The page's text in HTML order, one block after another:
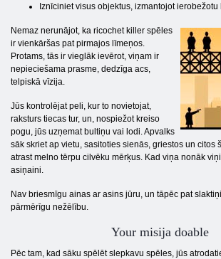
Iznīciniet visus objektus, izmantojot ierobežotu
Nemaz nerunājot, ka ricochet killer spēles
ir vienkāršas pat pirmajos līmeņos.
Protams, tās ir vieglāk ievērot, viņam ir
nepieciešama prasme, dedzīga acs,
telpiskā vīzija.
Jūs kontrolējat peli, kur to novietojat,
raksturs tiecas tur, un, nospiežot kreiso
pogu, jūs uzņemat bultiņu vai lodi. Apvalks
sāk skriet ap vietu, sasitoties sienās, griestos un citos
atrast melno tērpu cilvēku mērķus. Kad viņa nonāk
asiņaini.
Nav briesmīgu ainas ar asins jūru, un tāpēc pat
pārmērīgu nežēlību.
Your misija doable
Pēc tam, kad sāku spēlēt slepkavu spēles, jūs